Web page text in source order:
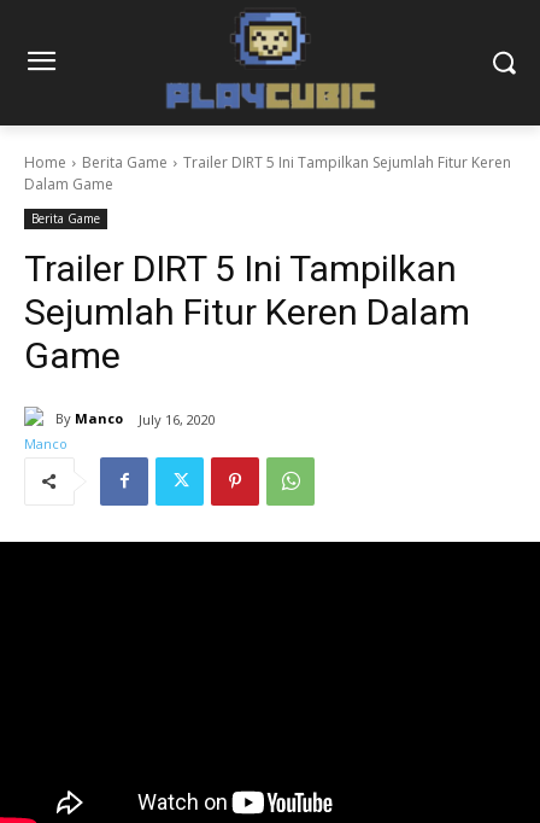
Home Berita Game
Trailer DIRT 5 Ini Tampilkan Sejumlah Fitur Keren
Dalam Game
Berita Game
Trailer DIRT 5 Ini Tampilkan
Sejumlah Fitur Keren Dalam
Game
By Manco July 16, 2020